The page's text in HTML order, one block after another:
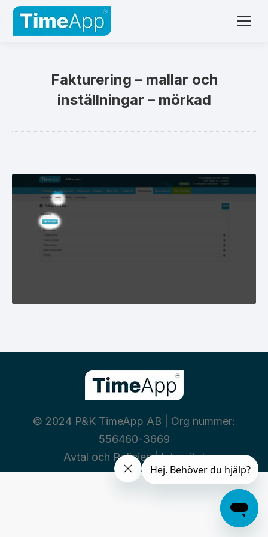
Fakturering – mallar och
inställningar – mörkad
© 2024 P&K TimeApp AB | Org nummer:
556460-3669
Avtal och Policies|Integritet